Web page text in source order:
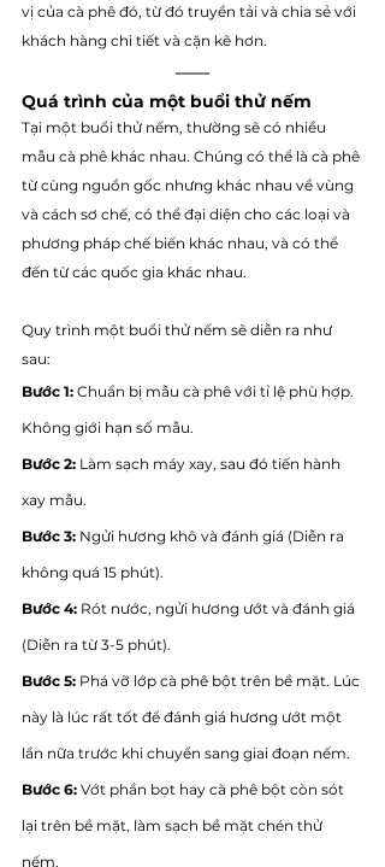
vị của cà phê đó, từ đó truyền tải và chia sẻ với
khách hàng chi tiết và cặn kẽ hơn.
Quá trình của một buổi thử nếm
Tại một buổi thử nếm, thường sẽ có nhiều
mẫu cà phê khác nhau. Chúng có thể là cà phê
từ cùng nguồn gốc nhưng khác nhau về vùng
và cách sơ chế, có thể đại diện cho các loại và
phương pháp chế biến khác nhau, và có thể
đến từ các quốc gia khác nhau.
Quy trình một buổi thử nếm sẽ diễn ra như
sau:
Bước 1: Chuẩn bị mẫu cà phê với tỉ lệ phù hợp.
Không giới hạn số mẫu.
Bước 2: Làm sạch máy xay, sau đó tiến hành
xay mẫu.
Bước 3: Ngửi hương khô và đánh giá (Diễn ra
không quá 15 phút).
Bước 4: Rót nước, ngửi hương ướt và đánh giá
(Diễn ra từ 3-5 phút).
Bước 5: Phá vỡ lớp cà phê bột trên bề mặt. Lúc
này là lúc rất tốt để đánh giá hương ướt một
lần nữa trước khi chuyển sang giai đoạn nếm.
Bước 6: Vớt phần bọt hay cà phê bột còn sót
lại trên bề mặt, làm sạch bề mặt chén thử
nếm.